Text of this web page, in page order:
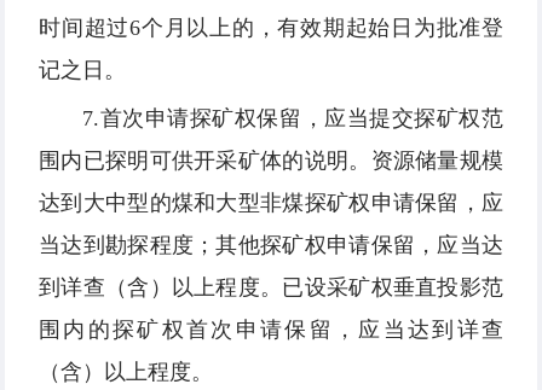
时间超过6个月以上的，有效期起始日为批准登
记之日。
7.首次申请探矿权保留，应当提交探矿权范
围内已探明可供开采矿体的说明。资源储量规模
达到大中型的煤和大型非煤探矿权申请保留，应
当达到勘探程度；其他探矿权申请保留，应当达
到详查（含）以上程度。已设采矿权垂直投影范
围内的探矿权首次申请保留，应当达到详查
（含）以上程度。